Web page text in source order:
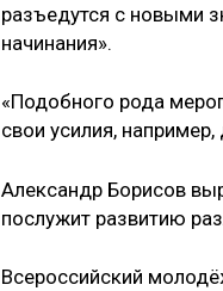
разъедутся с новыми
начинания».
«Подобного рода
свои усилия,
Александр Борисов
послужит развитию
Всероссийский